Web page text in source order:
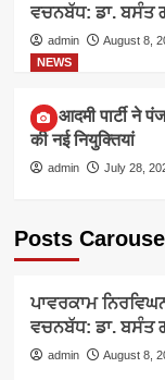
ਵਚਨਬੱਧ: ਡਾ. ਬਸੰਤ
admin
August 8,
NEWS
आम आदमी पार्टी ने
की नई नियुक्तियां
admin July 28,
Posts Carousel
ELECTRICITY SUPPLY
ਪਾਵਰਕਾਮ
ਵਚਨਬੱਧ: ਡਾ. ਬਸੰਤ
admin August 8,